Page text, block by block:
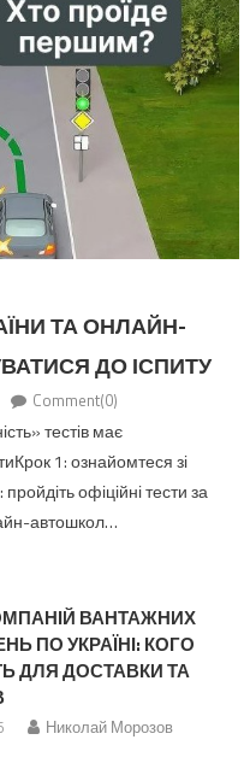
ТА ОНЛАЙН-
ДО ІСПИТУ
Comment(0)
тестів має
1: ознайомтеся зі
офіційні тести за
автошкол…
ВАНТАЖНИХ
ПО УКРАЇНІ: КОГО
ДЛЯ ДОСТАВКИ ТА
Николай Морозов